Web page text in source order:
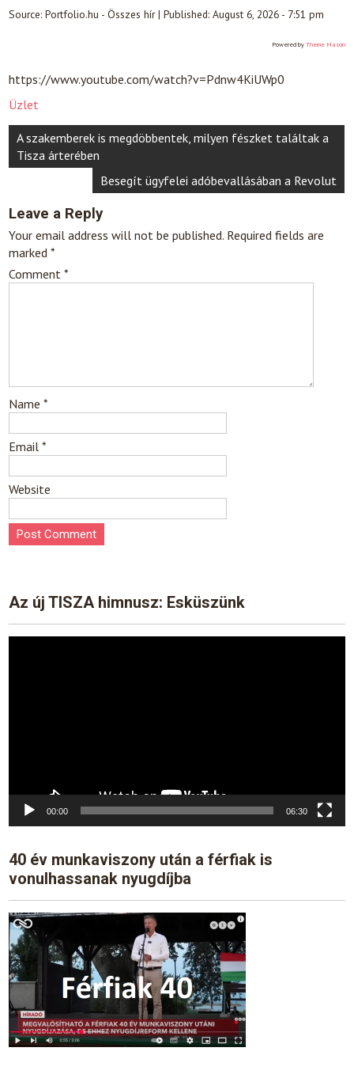
Source:Portfolio.hu - Összes hír|Published:August 6, 2026 - 7:51 pm
Powered by Theme Mason
https://www.youtube.com/watch?v=Pdnw4KiUWp0
Üzlet
Post
navigation
A szakemberek is megdöbbentek, milyen fészket találtak a
Tisza árterében
Besegít ügyfelei adóbevallásában a Revolut
Leave a Reply
Your email address will not be published. Required fields are
marked*
Comment*
Name*
Email*
Website
Az új TISZA himnusz: Esküszünk
00:00 06:30
40 év munkaviszony után a férfiak is
vonulhassanak nyugdíjba